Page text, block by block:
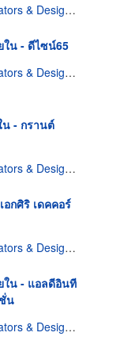
& Designers
ใน - ดีไซน์65
& Designers
- กรานต์
& Designers
กศิริ เดคคอร์
& Designers
ใน - แอลดีอินที
น
& Designers